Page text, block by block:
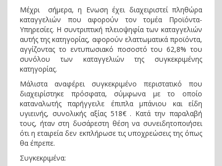
Μέχρι σήμερα, η Ενωση έχει διαχειριστεί πληθώρα
καταγγελιών που αφορούν τον τομέα Προϊόντα-
Υπηρεσίες. Η συντριπτική πλειοψηφία των καταγγελιών
αυτής της κατηγορίας, αφορούν ελαττωματικά προϊόντα,
αγγίζοντας το εντυπωσιακό ποσοστό του 62,8% του
συνόλου των καταγγελιών της συγκεκριμένης
κατηγορίας.
Μάλιστα αναφέρει συγκεκριμένο περιστατικό που
διαχειρίστηκε πρόσφατα, σύμφωνα με το οποίο
καταναλωτής παρήγγειλε έπιπλα μπάνιου και είδη
υγιεινής, συνολικής αξίας 518€ . Κατά την παραλαβή
τους, ήταν στη δυσάρεστη θέση να συνειδητοποιήσει
ότι η εταιρεία δεν εκπλήρωσε τις υποχρεώσεις της όπως
θα έπρεπε.
Συγκεκριμένα: